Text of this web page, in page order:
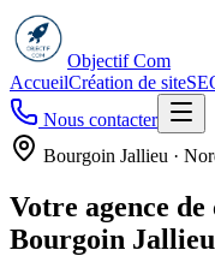
Objectif Com
AccueilCréation de site
Nous contacter
Bourgoin Jallieu ·
Votre agence
Bourgoin Jallieu